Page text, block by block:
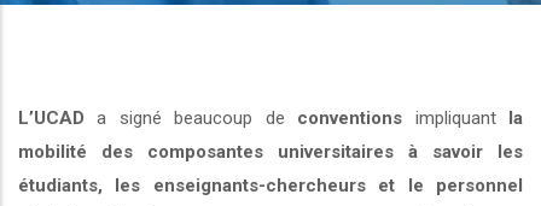
L’UCAD a signé beaucoup de conventions impliquant la
mobilité des composantes universitaires à savoir les
étudiants, les enseignants-chercheurs et le personnel